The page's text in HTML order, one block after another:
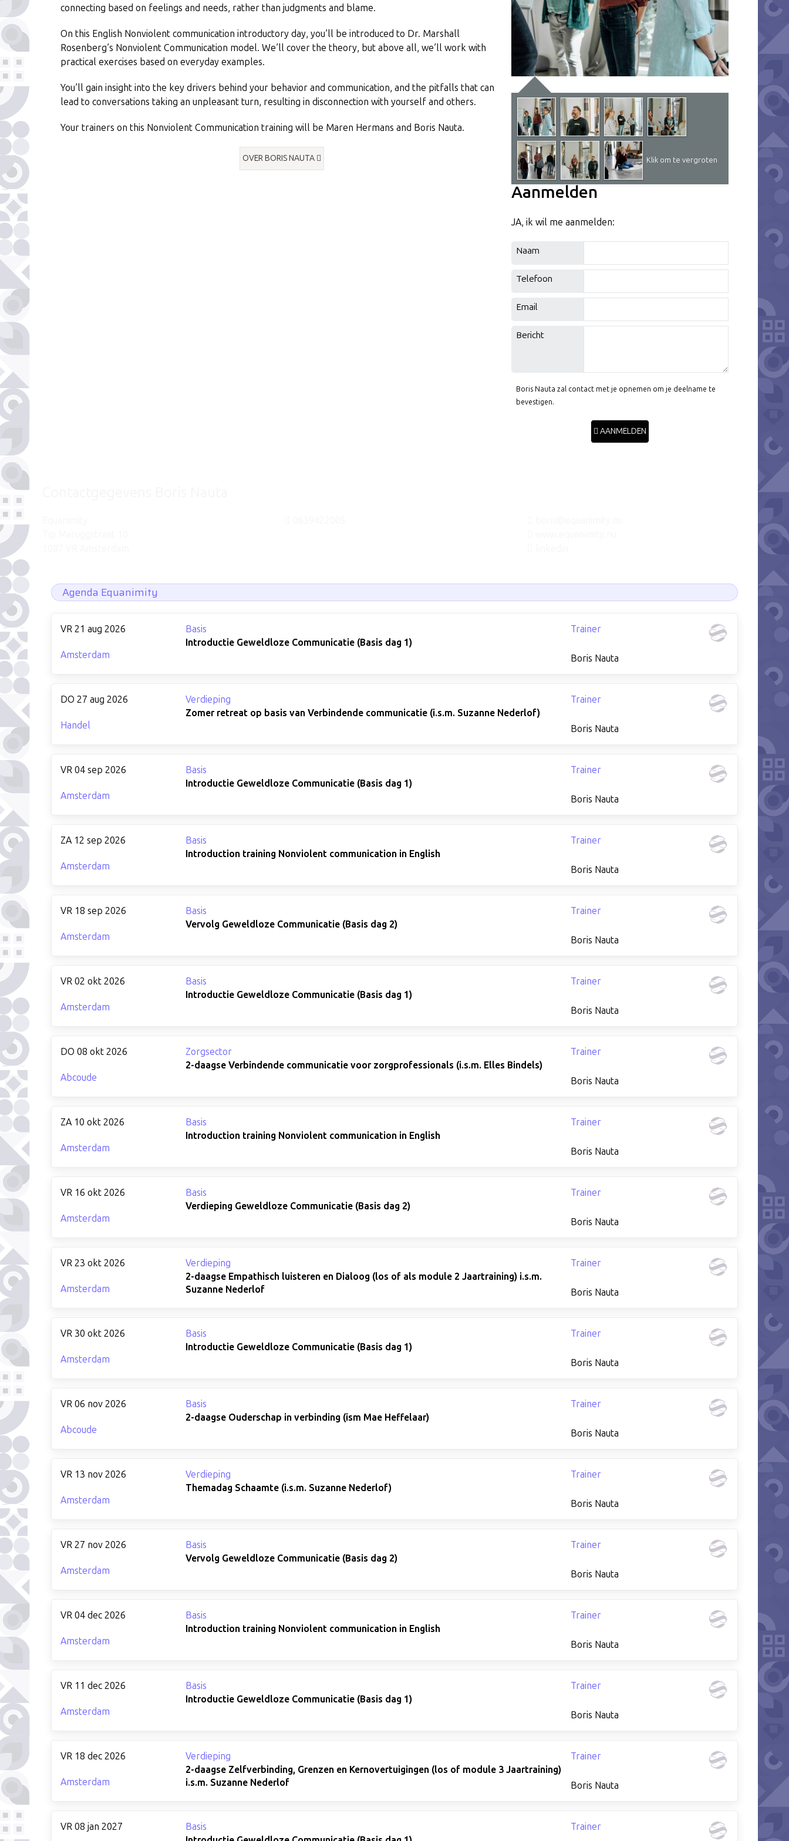
connecting based on feelings and needs, rather than judgments and blame.
On this English Nonviolent communication introductory day, you’ll be introduced to Dr. Marshall
Rosenberg’s Nonviolent Communication model. We’ll cover the theory, but above all, we’ll work with
practical exercises based on everyday examples.
You’ll gain insight into the key drivers behind your behavior and communication, and the pitfalls that can
lead to conversations taking an unpleasant turn, resulting in disconnection with yourself and others.
Your trainers on this Nonviolent Communication training will be Maren Hermans and Boris Nauta.
OVER BORIS NAUTA Klik om te vergroten
Aanmelden
JA, ik wil me aanmelden:
Naam
Telefoon
Email
Bericht
Boris Nauta zal contact met je opnemen om je deelname te
bevestigen.
AANMELDEN
Agenda Equanimity
VR 21 aug 2026
Amsterdam
Basis
Introductie Geweldloze Communicatie (Basis dag 1)
Trainer
Boris Nauta
DO 27 aug 2026
Handel
Verdieping
Zomer retreat op basis van Verbindende communicatie (i.s.m. Suzanne Nederlof)
Trainer
Boris Nauta
VR 04 sep 2026
Amsterdam
Basis
Introductie Geweldloze Communicatie (Basis dag 1)
Trainer
Boris Nauta
ZA 12 sep 2026
Amsterdam
Basis
Introduction training Nonviolent communication in English
Trainer
Boris Nauta
VR 18 sep 2026
Amsterdam
Basis
Vervolg Geweldloze Communicatie (Basis dag 2)
Trainer
Boris Nauta
VR 02 okt 2026
Amsterdam
Basis
Introductie Geweldloze Communicatie (Basis dag 1)
Trainer
Boris Nauta
DO 08 okt 2026
Abcoude
Zorgsector
2-daagse Verbindende communicatie voor zorgprofessionals (i.s.m. Elles Bindels)
Trainer
Boris Nauta
ZA 10 okt 2026
Amsterdam
Basis
Introduction training Nonviolent communication in English
Trainer
Boris Nauta
VR 16 okt 2026
Amsterdam
Basis
Verdieping Geweldloze Communicatie (Basis dag 2)
Trainer
Boris Nauta
VR 23 okt 2026
Amsterdam
Verdieping
2-daagse Empathisch luisteren en Dialoog (los of als module 2 Jaartraining) i.s.m.
Suzanne Nederlof
Trainer
Boris Nauta
VR 30 okt 2026
Amsterdam
Basis
Introductie Geweldloze Communicatie (Basis dag 1)
Trainer
Boris Nauta
VR 06 nov 2026
Abcoude
Basis
2-daagse Ouderschap in verbinding (ism Mae Heffelaar)
Trainer
Boris Nauta
VR 13 nov 2026
Amsterdam
Verdieping
Themadag Schaamte (i.s.m. Suzanne Nederlof)
Trainer
Boris Nauta
VR 27 nov 2026
Amsterdam
Basis
Vervolg Geweldloze Communicatie (Basis dag 2)
Trainer
Boris Nauta
VR 04 dec 2026
Amsterdam
Basis
Introduction training Nonviolent communication in English
Trainer
Boris Nauta
VR 11 dec 2026
Amsterdam
Basis
Introductie Geweldloze Communicatie (Basis dag 1)
Trainer
Boris Nauta
VR 18 dec 2026
Amsterdam
Verdieping
2-daagse Zelfverbinding, Grenzen en Kernovertuigingen (los of module 3 Jaartraining)
i.s.m. Suzanne Nederlof
Trainer
Boris Nauta
VR 08 jan 2027
Basis
Trainer